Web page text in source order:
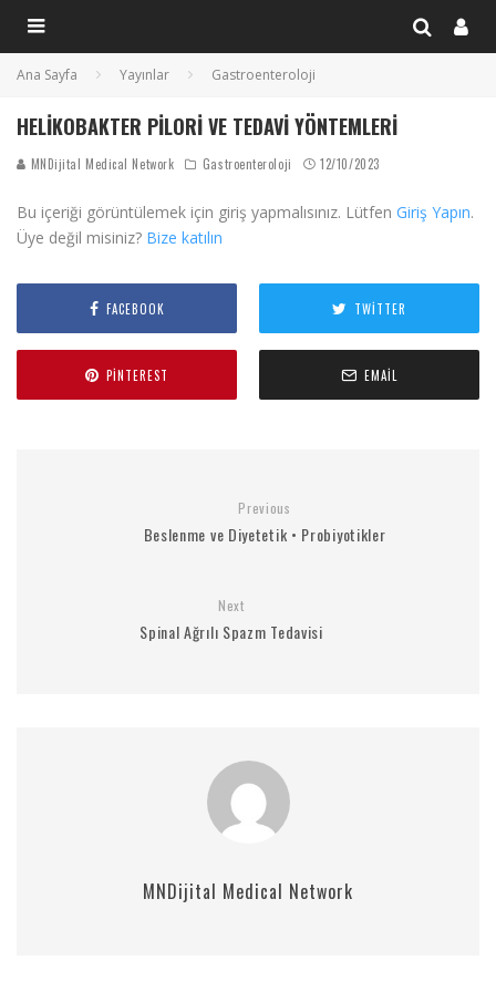
Ana Sayfa Yayınlar Gastroenteroloji
HELIKOBAKTER PILORI VE TEDAVI YÖNTEMLERI
MNDijital Medical Network Gastroenteroloji 12/10/2023
Bu içeriği görüntülemek için giriş yapmalısınız. Lütfen Giriş Yapın.
Üye değil misiniz? Bize katılın
FACEBOOK TWITTER
PINTEREST EMAIL
Previous
Beslenme ve Diyetetik • Probiyotikler
Next
Spinal Ağrılı Spazm Tedavisi
MNDijital Medical Network